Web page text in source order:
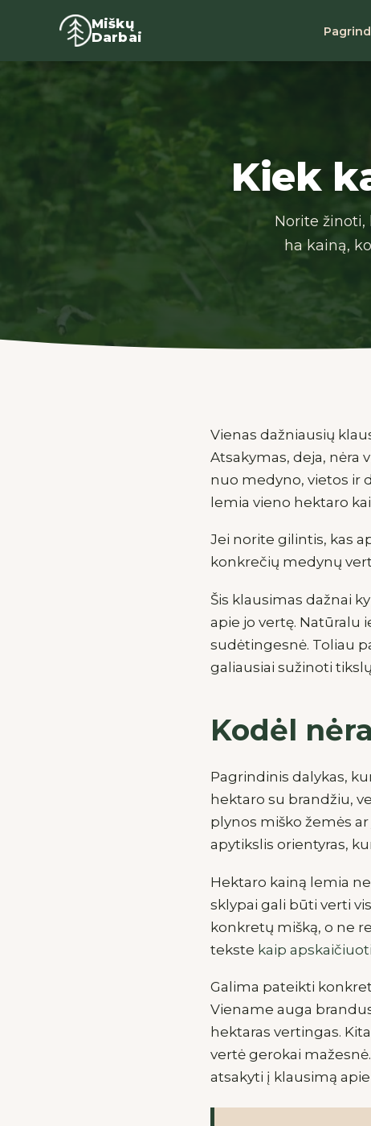
Miškų
Darbai
Kiek
Norite žinoti,
ha kainą,
Vienas dažniausių
Atsakymas, deja, nėra
nuo medyno, vietos ir
lemia vieno hektaro
Jei norite gilintis, kas
konkrečių medynų
Šis klausimas dažnai
apie jo vertę. Natūralu
sudėtingesnė. Toliau
galiausiai sužinoti
Kodėl
Pagrindinis dalykas,
hektaro su brandžiu,
plynos miško žemės
apytikslis orientyras,
Hektaro kainą lemia
sklypai gali būti verti
konkretų mišką, o ne
tekste kaip
Galima pateikti
Viename auga
hektaras vertingas.
vertė gerokai
atsakyti į klausimą